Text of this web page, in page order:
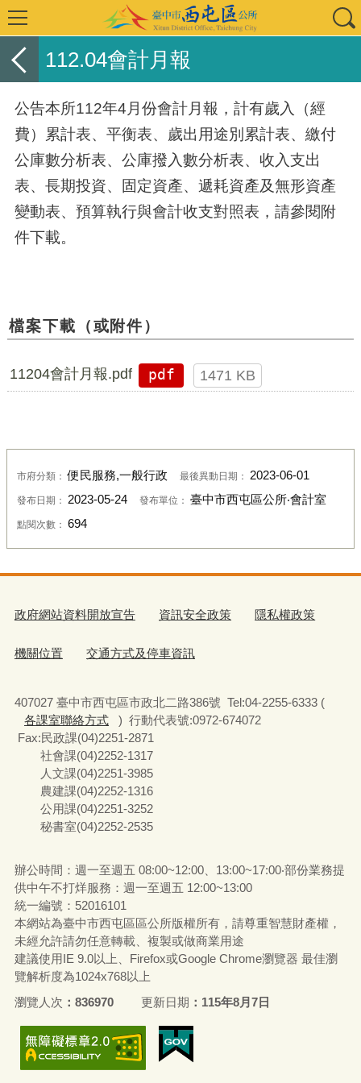
112.04會計月報
公告本所112年4月份會計月報，計有歲入（經
費）累計表、平衡表、歲出用途別累計表、繳付
公庫數分析表、公庫撥入數分析表、收入支出
表、長期投資、固定資產、遞耗資產及無形資產
變動表、預算執行與會計收支對照表，請參閱附
件下載。
檔案下載（或附件）
11204會計月報.pdf pdf 1471 KB
市府分類：便民服務,一般行政 最後異動日期： 2023-06-01
發布日期： 2023-05-24 發布單位： 臺中市西屯區公所‧會計室
點閱次數： 694
政府網站資料開放宣告 資訊安全政策 隱私權政策
機關位置 交通方式及停車資訊
407027 臺中市西屯區市政北二路386號 Tel:04-2255-6333 (
各課室聯絡方式
) 行動代表號:0972-674072
Fax:民政課(04)2251-2871
社會課(04)2252-1317
人文課(04)2251-3985
農建課(04)2252-1316
公用課(04)2251-3252
秘書室(04)2252-2535
辦公時間：週一至週五 08:00~12:00、13:00~17:00‧部份業務提
供中午不打烊服務：週一至週五 12:00~13:00
統一編號 ：52016101
本網站為臺中市西屯區區公所版權所有，請尊重智慧財產權，
未經允許請勿任意轉載、複製或做商業用途
建議使用IE 9.0以上、Firefox或Google Chrome瀏覽器 最佳瀏
覽解析度為1024x768以上
瀏覽人次
836970 更新日期 115年8月7日